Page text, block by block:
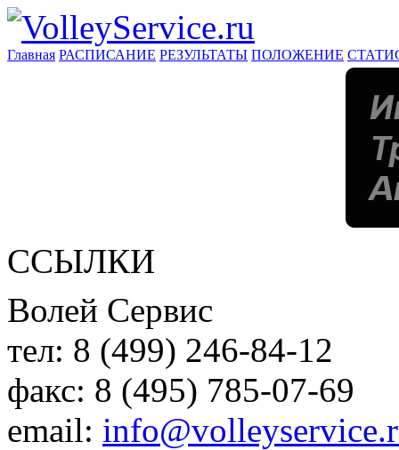
Главная РАСПИСАНИЕ РЕЗУЛЬТАТЫ ПОЛОЖЕНИЕ
ССЫЛКИ
Волей Сервис
тел: 8 (499) 246-84-12
факс: 8 (495) 785-07-69
email: